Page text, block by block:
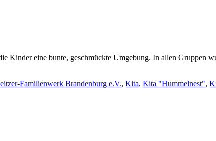
Kinder eine bunte, geschmückte Umgebung. In allen Gruppen
Familienwerk Brandenburg e.V., Kita, Kita "Hummelnest",